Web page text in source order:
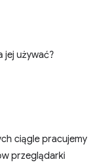
jej używać?
ciągle pracujemy
przeglądarki